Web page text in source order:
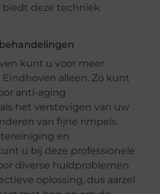
biedt deze techniek
kunt u voor meer
Eindhoven alleen. Zo kunt
anti-aging
het verstevigen van uw
van fijne rimpels.
en
u bij deze professionele
diverse huidproblemen
oplossing, dus aarzel